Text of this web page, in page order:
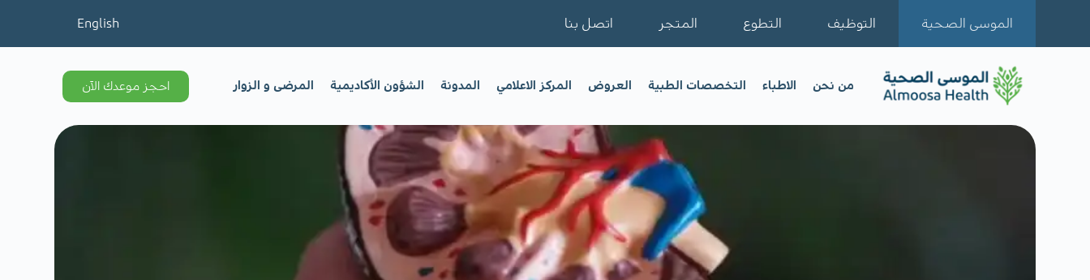
الموسى الصحية التوظيف التطوع المتجر اتصل بنا English
من نحن الاطباء التخصصات الطبية العروض المركز الاعلامي المدونة الشؤون الأكاديمية المرضى و الزوار احجز موعدك الآن